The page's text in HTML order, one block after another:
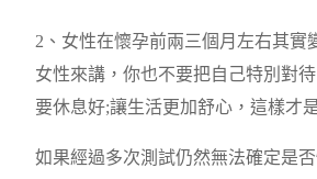
2、女性在懷孕前兩三個月左右其實
女性來講，你也不要把自己特別對
要休息好;讓生活更加舒心，這樣才
如果經過多次測試仍然無法確定是